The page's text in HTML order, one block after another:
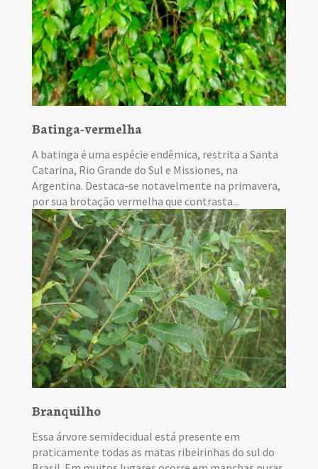
Batinga-vermelha
A batinga é uma espécie endêmica, restrita a Santa
Catarina, Rio Grande do Sul e Missiones, na
Argentina. Destaca-se notavelmente na primavera,
por sua brotação vermelha que contrasta...
Branquilho
Essa árvore semidecidual está presente em
praticamente todas as matas ribeirinhas do sul do